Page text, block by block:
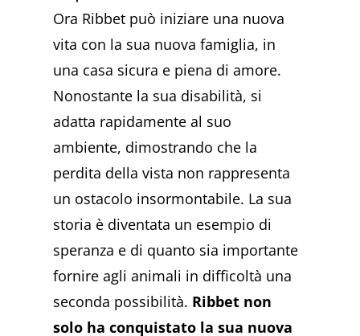
Ora Ribbet può iniziare una nuova
vita con la sua nuova famiglia, in
una casa sicura e piena di amore.
Nonostante la sua disabilità, si
adatta rapidamente al suo
ambiente, dimostrando che la
perdita della vista non rappresenta
un ostacolo insormontabile. La sua
storia è diventata un esempio di
speranza e di quanto sia importante
fornire agli animali in difficoltà una
seconda possibilità. Ribbet non
solo ha conquistato la sua nuova